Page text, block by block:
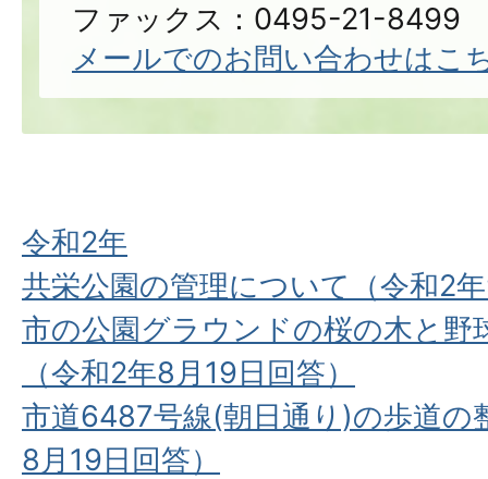
ファックス：0495-21-8499
メールでのお問い合わせはこ
令和2年
共栄公園の管理について（令和2
市の公園グラウンドの桜の木と野
（令和2年8月19日回答）
市道6487号線(朝日通り)の歩道の
8月19日回答）